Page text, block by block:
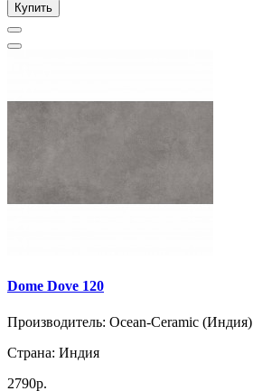
Купить
Dome Dove 120
Производитель: Ocean-Ceramic (Индия)
Страна: Индия
2790р.